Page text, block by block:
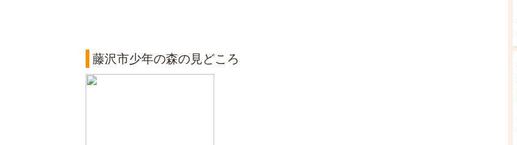
藤沢市少年の森の見どころ